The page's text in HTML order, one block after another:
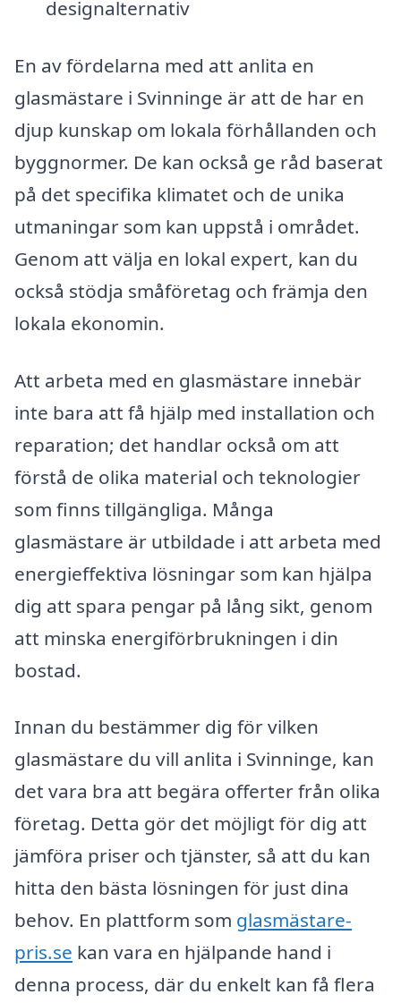
designalternativ
En av fördelarna med att anlita en
glasmästare i Svinninge är att de har en
djup kunskap om lokala förhållanden och
byggnormer. De kan också ge råd baserat
på det specifika klimatet och de unika
utmaningar som kan uppstå i området.
Genom att välja en lokal expert, kan du
också stödja småföretag och främja den
lokala ekonomin.
Att arbeta med en glasmästare innebär
inte bara att få hjälp med installation och
reparation; det handlar också om att
förstå de olika material och teknologier
som finns tillgängliga. Många
glasmästare är utbildade i att arbeta med
energieffektiva lösningar som kan hjälpa
dig att spara pengar på lång sikt, genom
att minska energiförbrukningen i din
bostad.
Innan du bestämmer dig för vilken
glasmästare du vill anlita i Svinninge, kan
det vara bra att begära offerter från olika
företag. Detta gör det möjligt för dig att
jämföra priser och tjänster, så att du kan
hitta den bästa lösningen för just dina
behov. En plattform som glasmästare-
pris.se kan vara en hjälpande hand i
denna process, där du enkelt kan få flera